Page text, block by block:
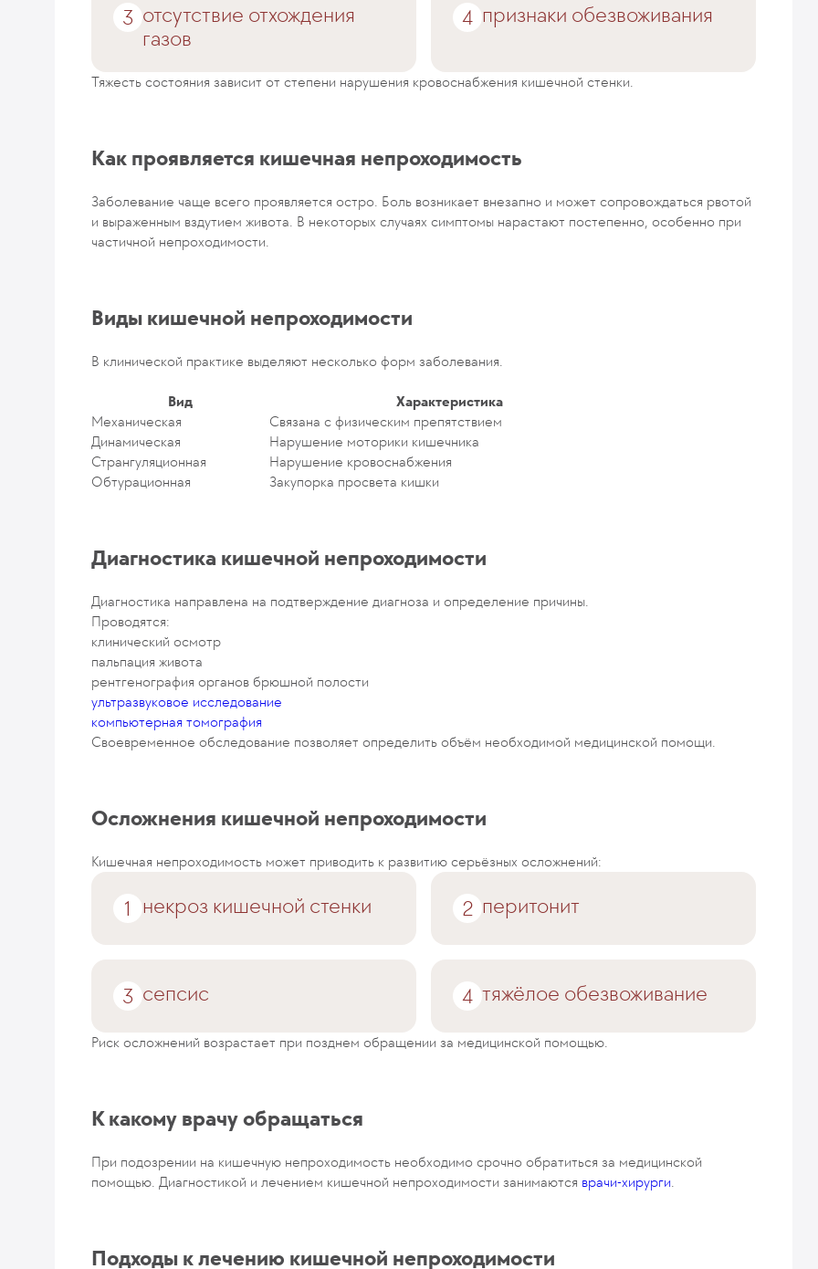
отсутствие отхождения
газов
признаки обезвоживания
Тяжесть состояния зависит от степени нарушения кровоснабжения кишечной стенки.
Как проявляется кишечная непроходимость
Заболевание чаще всего проявляется остро. Боль возникает внезапно и может сопровождаться рвотой
и выраженным вздутием живота. В некоторых случаях симптомы нарастают постепенно, особенно при
частичной непроходимости.
Виды кишечной непроходимости
В клинической практике выделяют несколько форм заболевания.
Вид
Характеристика
Механическая
Связана с физическим препятствием
Динамическая
Нарушение моторики кишечника
Странгуляционная
Нарушение кровоснабжения
Обтурационная
Закупорка просвета кишки
Диагностика кишечной непроходимости
Диагностика направлена на подтверждение диагноза и определение причины.
Проводятся:
клинический осмотр
пальпация живота
рентгенография органов брюшной полости
ультразвуковое исследование
компьютерная томография
Своевременное обследование позволяет определить объём необходимой медицинской помощи.
Осложнения кишечной непроходимости
Кишечная непроходимость может приводить к развитию серьёзных осложнений:
некроз кишечной стенки перитонит
сепсис тяжёлое обезвоживание
Риск осложнений возрастает при позднем обращении за медицинской помощью.
К какому врачу обращаться
При подозрении на кишечную непроходимость необходимо срочно обратиться за медицинской
помощью. Диагностикой и лечением кишечной непроходимости занимаются врачи-хирурги
Подходы к лечению кишечной непроходимости